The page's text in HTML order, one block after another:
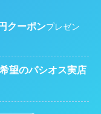
クーポンプレゼン
望のパシオス実店